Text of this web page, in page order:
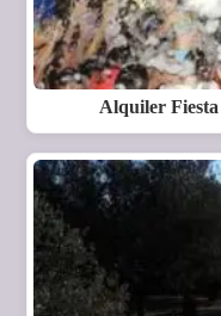
Alquiler